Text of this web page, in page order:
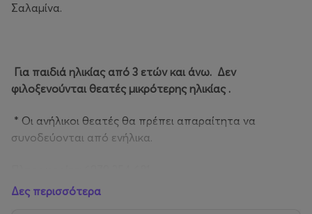
Σαλαμίνα.
Για παιδιά ηλικίας από 3 ετών και άνω. Δεν
φιλοξενούνται θεατές μικρότερης ηλικίας .
* Οι ανήλικοι θεατές θα πρέπει απαραίτητα να
συνοδεύονται από ενήλικα.
Δες περισσότερα